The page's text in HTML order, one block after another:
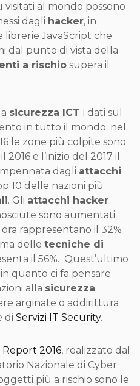
visitati al mondo possono
dagli hacker, in
JavaScript che
dal punto di vista della
a rischio supera il
sicurezza ICT i dati sul
in tutto il mondo; nel
le zone più colpite sono
2016 e l’inizio del 2017 il
dagli attacchi
10 delle nazioni più
. Gli attacchi hacker
sono aumentati
rappresentano il 32%
delle tecniche di
il 56%. Quest’ultimo
quanto ci fa pensare
alla sicurezza
arginate o addirittura
di Servizi IT Security.
2016, realizzato dal
Nazionale di Cyber
più a rischio sono le